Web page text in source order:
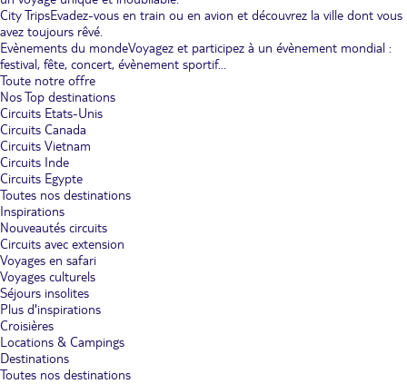
City TripsEvadez-vous en train ou en avion et découvrez la ville dont vous
avez toujours rêvé.
Evènements du mondeVoyagez et participez à un évènement mondial :
festival, fête, concert, évènement sportif...
Toute notre offre
Nos Top destinations
Circuits Etats-Unis
Circuits Canada
Circuits Vietnam
Circuits Inde
Circuits Egypte
Toutes nos destinations
Inspirations
Nouveautés circuits
Circuits avec extension
Voyages en safari
Voyages culturels
Séjours insolites
Plus d'inspirations
Croisières
Locations & Campings
Destinations
Toutes nos destinations